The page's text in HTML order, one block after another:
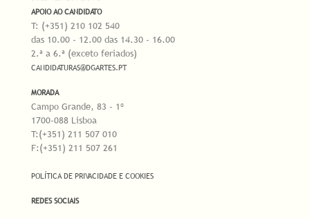
APOIO AO CANDIDATO
T: (+351) 210 102 540
das 10.00 - 12.00 das 14.30 - 16.00
2.ª a 6.ª (exceto feriados)
CANDIDATURAS@DGARTES.PT
MORADA
Campo Grande, 83 - 1º
1700-088 Lisboa
T:(+351) 211 507 010
F:(+351) 211 507 261
POLÍTICA DE PRIVACIDADE E COOKIES
REDES SOCIAIS